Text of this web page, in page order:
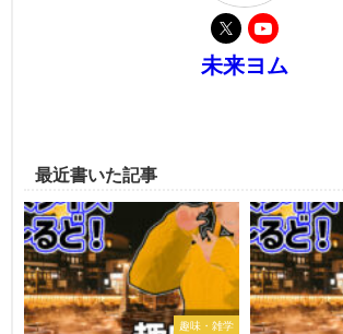
未来ヨム
最近書いた記事
趣味・雑学